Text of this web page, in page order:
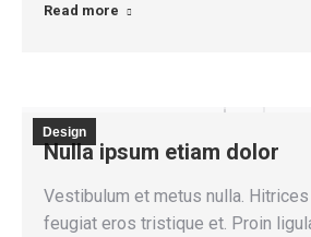
Read more
Design
Nulla ipsum etiam dolor
Vestibulum et metus nulla.
feugiat eros tristique et. Proin